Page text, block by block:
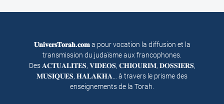
𝐔𝐧𝐢𝐯𝐞𝐫𝐬𝐓𝐨𝐫𝐚𝐡.𝐜𝐨𝐦a pour vocation la diffusion et la
transmission du judaïsme aux francophones.
Des 𝐀𝐂𝐓𝐔𝐀𝐋𝐈𝐓𝐄𝐒, 𝐕𝐈𝐃𝐄𝐎𝐒, 𝐂𝐇𝐈𝐎𝐔𝐑𝐈𝐌, 𝐃𝐎𝐒𝐒𝐈𝐄𝐑𝐒,
𝐌𝐔𝐒𝐈𝐐𝐔𝐄𝐒, 𝐇𝐀𝐋𝐀𝐊𝐇𝐀… à travers le prisme des
enseignements de la Torah.